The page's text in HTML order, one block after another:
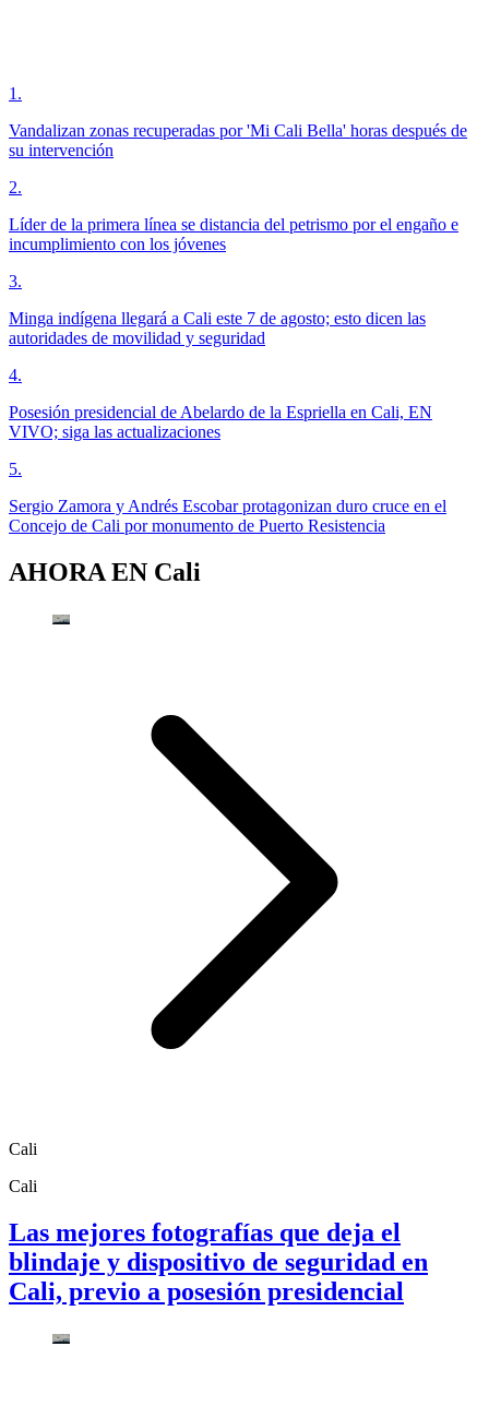
1 .
Vandalizan zonas recuperadas por 'Mi Cali Bella' horas después de
su intervención
2.
Líder de la primera línea se distancia del petrismo por el engaño e
incumplimiento con los jóvenes
3.
Minga indígena llegará a Cali este 7 de agosto; esto dicen las
autoridades de movilidad y seguridad
4.
Posesión presidencial de Abelardo de la Espriella en Cali, EN
VIVO; siga las actualizaciones
5.
Sergio Zamora y Andrés Escobar protagonizan duro cruce en el
Concejo de Cali por monumento de Puerto Resistencia
AHORA EN Cali
Cali
Cali
Las mejores fotografías que deja el
blindaje y dispositivo de seguridad en
Cali, previo a posesión presidencial